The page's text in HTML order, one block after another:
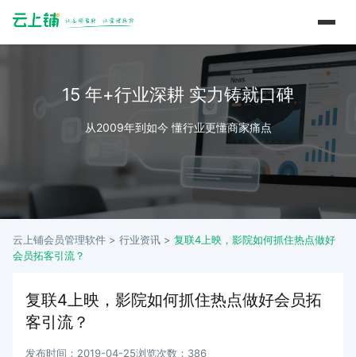
15 年+行业深耕 实力铸就口碑
从2009年到如今 懂行业更懂商家痛点
云上铺会员管理软件 > 行业资讯 > 复联4上映，影院如何抓住热点做好
会员拓客引流？
复联4上映，影院如何抓住热点做好会员拓
客引流？
发布时间：2019-04-25浏览次数：386